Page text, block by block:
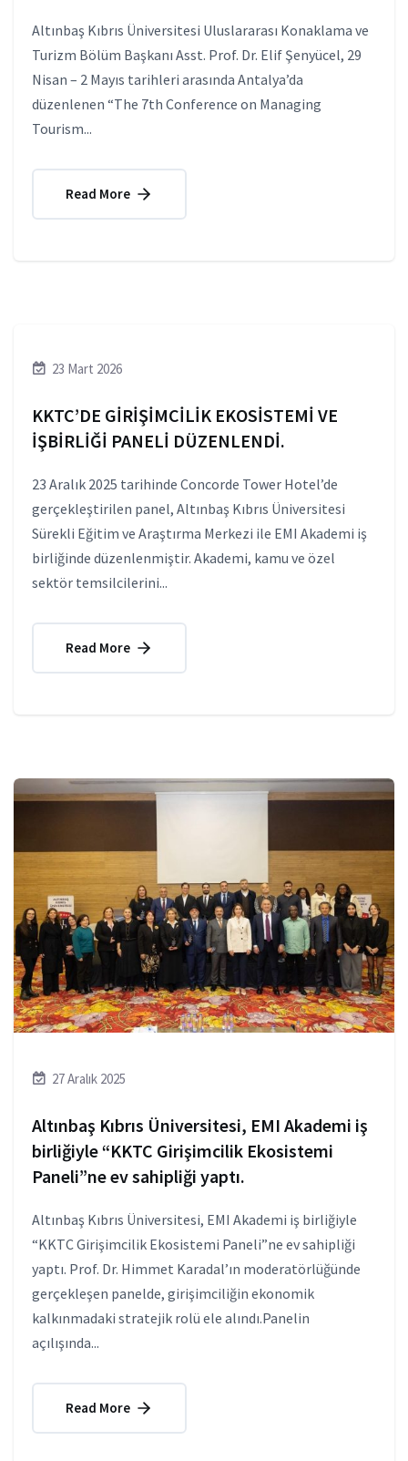
Altınbaş Kıbrıs Üniversitesi Uluslararası Konaklama ve
Turizm Bölüm Başkanı Asst. Prof. Dr. Elif Şenyücel, 29
Nisan – 2 Mayıs tarihleri arasında Antalya’da
düzenlenen “The 7th Conference on Managing
Tourism...
Read More
23 Mart 2026
KKTC’DE GİRİŞİMCİLİK EKOSİSTEMİ VE
İŞBİRLİĞİ PANELİ DÜZENLENDİ.
23 Aralık 2025 tarihinde Concorde Tower Hotel’de
gerçekleştirilen panel, Altınbaş Kıbrıs Üniversitesi
Sürekli Eğitim ve Araştırma Merkezi ile EMI Akademi iş
birliğinde düzenlenmiştir. Akademi, kamu ve özel
sektör temsilcilerini...
Read More
27 Aralık 2025
Altınbaş Kıbrıs Üniversitesi, EMI Akademi iş
birliğiyle “KKTC Girişimcilik Ekosistemi
Paneli”ne ev sahipliği yaptı.
Altınbaş Kıbrıs Üniversitesi, EMI Akademi iş birliğiyle
“KKTC Girişimcilik Ekosistemi Paneli”ne ev sahipliği
yaptı. Prof. Dr. Himmet Karadal’ın moderatörlüğünde
gerçekleşen panelde, girişimciliğin ekonomik
kalkınmadaki stratejik rolü ele alındı.Panelin
açılışında...
Read More